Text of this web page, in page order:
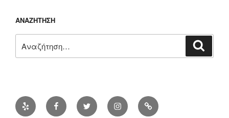
ΑΝΑΖΉΤΗΣΗ
για:
Yelp FacebookTwitter InstagramΔιεύθυνση
ηλ.